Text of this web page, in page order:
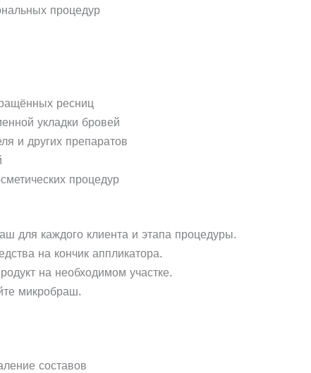
процедур
ресниц
укладки бровей
и других препаратов
процедур
для каждого клиента и этапа процедуры.
на кончик аппликатора.
на необходимом участке.
микробраш.
составов